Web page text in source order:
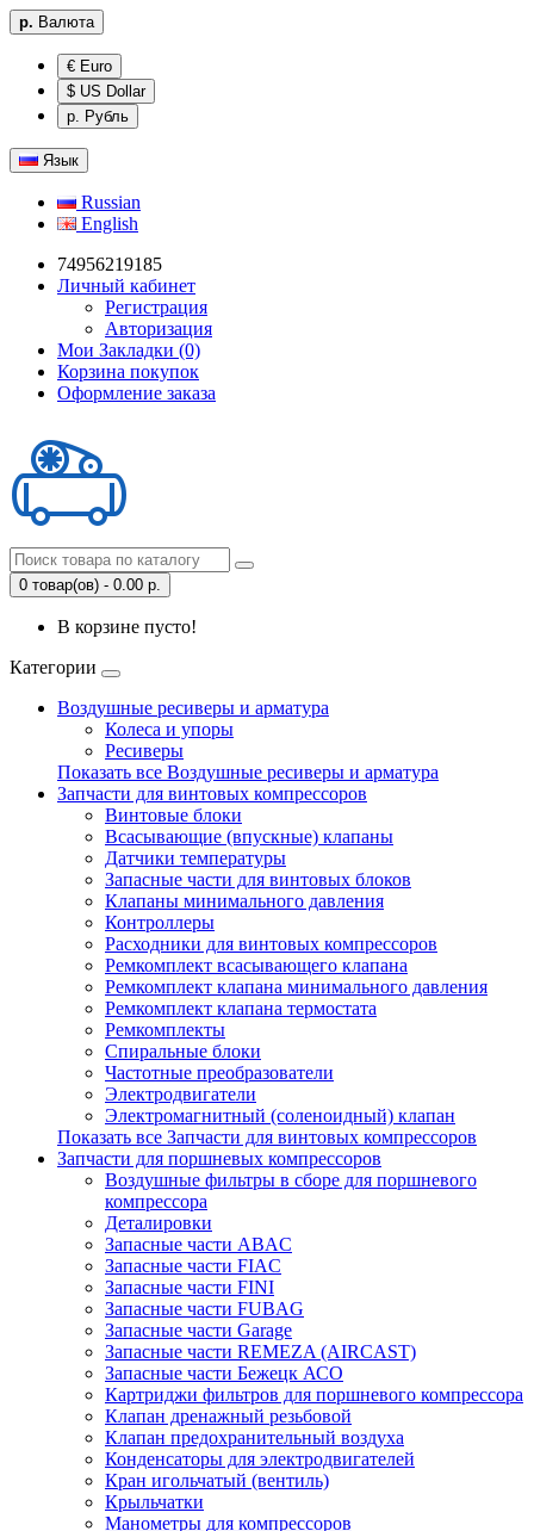
р. Валюта
€ Euro
$ US Dollar
р. Рубль
Язык
Russian
English
74956219185
Личный кабинет
Регистрация
Авторизация
Мои Закладки (0)
Корзина покупок
Оформление заказа
0 товар(ов) - 0.00 р.
В корзине пусто!
Категории
Воздушные ресиверы и арматура
Колеса и упоры
Ресиверы
Показать все Воздушные ресиверы и арматура
Запчасти для винтовых компрессоров
Винтовые блоки
Всасывающие (впускные) клапаны
Датчики температуры
Запасные части для винтовых блоков
Клапаны минимального давления
Контроллеры
Расходники для винтовых компрессоров
Ремкомплект всасывающего клапана
Ремкомплект клапана минимального давления
Ремкомплект клапана термостата
Ремкомплекты
Спиральные блоки
Частотные преобразователи
Электродвигатели
Электромагнитный (соленоидный) клапан
Показать все Запчасти для винтовых компрессоров
Запчасти для поршневых компрессоров
Воздушные фильтры в сборе для поршневого
компрессора
Деталировки
Запасные части ABAC
Запасные части FIAC
Запасные части FINI
Запасные части FUBAG
Запасные части Garage
Запасные части REMEZA (AIRCAST)
Запасные части Бежецк АСО
Картриджи фильтров для поршневого компрессора
Клапан дренажный резьбовой
Клапан предохранительный воздуха
Конденсаторы для электродвигателей
Кран игольчатый (вентиль)
Крыльчатки
Манометры для компрессоров